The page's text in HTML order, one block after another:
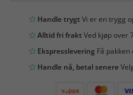
Handle trygtVi er en trygg
Alltid fri fraktVed kjøp over
Ekspresslevering Få
Handle nå, betal senere